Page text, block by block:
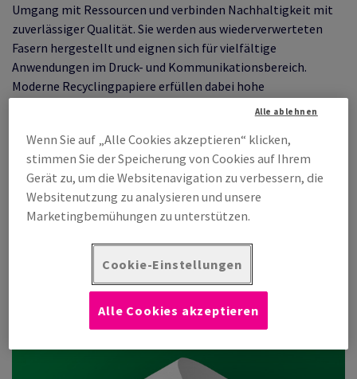
Umgang mit Ressourcen und verbinden Nachhaltigkeit mit
zuverlässiger Qualität. Sie werden aus wiederverwerteten
Fasern hergestellt und eignen sich für vielfältige
Anwendungen im Druck- und Kommunikationsbereich.
Moderne Recyclingpapiere erfüllen dabei hohe
Anforderungen an Optik, Haptik und Verarbeitbarkeit.
Lernen Sie die Besonderheiten der einzelnen Produkte
kennen und erfahren Sie auf den folgenden Seiten mehr über
die jeweiligen Marken und ihre Einsatzmöglichkeiten.
Wenn Sie auf „Alle Cookies akzeptieren“ klicken,
stimmen Sie der Speicherung von Cookies auf Ihrem
Gerät zu, um die Websitenavigation zu verbessern, die
Websitenutzung zu analysieren und unsere
Marketingbemühungen zu unterstützen.
Cookie-Einstellungen
Alle ablehnen
Alle Cookies akzeptieren